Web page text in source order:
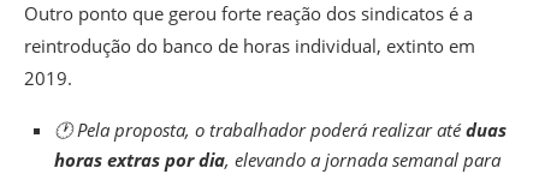
Outro ponto que gerou forte reação dos sindicatos é a
reintrodução do banco de horas individual, extinto em
2019.
🕐 Pela proposta, o trabalhador poderá realizar atéduas
horas extras por dia, elevando a jornada semanal para